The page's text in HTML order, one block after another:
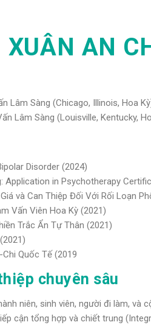
XUÂN AN
Lâm Sàng (Chicago, Illinois, Hoa
Lâm Sàng (Louisville, Kentucky,
Disorder (2024)
Application in Psychotherapy
và Can Thiệp Đối Với Rối Loạn
Vấn Viên Hoa Kỳ (2021)
Trắc Ẩn Tự Thân (2021)
Quốc Tế (2019
chuyên sâu
niên, sinh viên, người đi làm, và
cận tổng hợp và chiết trung